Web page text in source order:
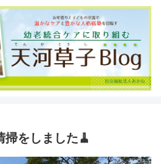
掃をしました🧹